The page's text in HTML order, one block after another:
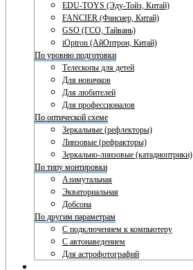
EDU-TOYS (Эду-Тойз, Китай)
FANCIER (Фансиер, Китай)
GSO (ГСО, Тайвань)
iOptron (АйОптрон, Китай)
По уровню подготовки
Телескопы для детей
Для новичков
Для любителей
Для профессионалов
По оптической схеме
Зеркальные (рефлекторы)
Линзовые (рефракторы)
Зеркально-линзовые (катадиоптрики)
По типу монтировки
Азимутальная
Экваториальная
Добсона
По другим параметрам
С подключением к компьютеру
С автонаведением
Для астрофотографий